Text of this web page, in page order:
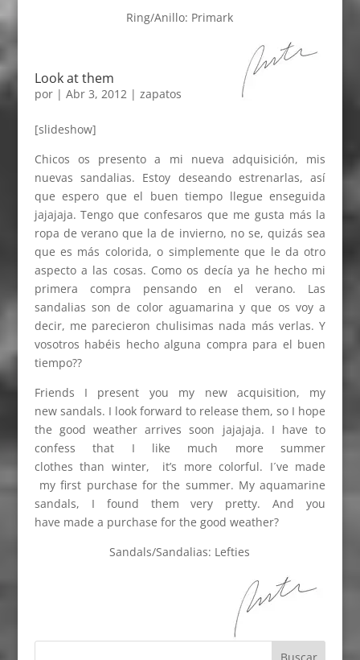
Ring/Anillo: Primark
Look at them
por | Abr 3, 2012| zapatos
[slideshow]
Chicos os presento a mi nueva adquisición, mis
nuevas sandalias. Estoy deseando estrenarlas, así
que espero que el buen tiempo llegue enseguida
jajajaja. Tengo que confesaros que me gusta más la
ropa de verano que la de invierno, no se, quizás sea
que es más colorida, o simplemente que le da otro
aspecto a las cosas. Como os decía ya he hecho mi
primera compra pensando en el verano. Las
sandalias son de color aguamarina y que os voy a
decir, me parecieron chulisimas nada más verlas. Y
vosotros habéis hecho alguna compra para el buen
tiempo??
Friends I present you my new acquisition, my
new sandals. I look forward to release them, so I hope
the good weather arrives soon jajajaja. I have to
confess that I like much more summer
clothes than winter, it’s more colorful. I´ve made
my first purchase for the summer. My aquamarine
sandals, I found them very pretty. And you
have made a purchase for the good weather?
Sandals/Sandalias: Lefties